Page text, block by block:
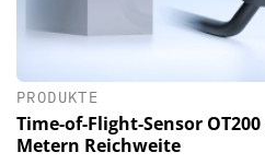
PRODUKTE
Time-of-Flight-Sensor
Metern Reichweite